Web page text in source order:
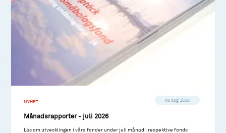
NYHET 06 aug 2026
Månadsrapporter - juli 2026
Läs om utvecklingen i våra fonder under juli månad i respektive fonds